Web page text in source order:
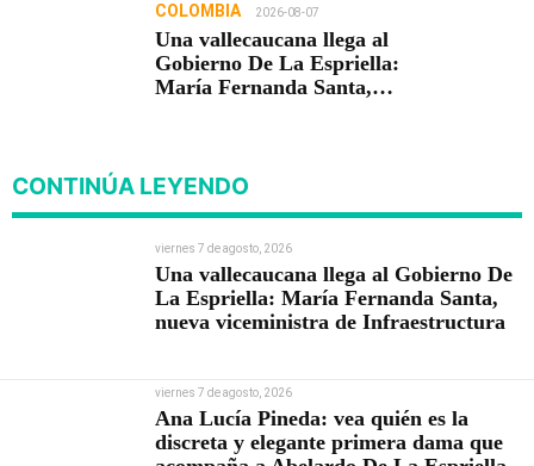
COLOMBIA 2026-08-07
Una vallecaucana llega al
Gobierno De La Espriella:
María Fernanda Santa,
CONTINÚA LEYENDO
viernes 7 de agosto, 2026
Una vallecaucana llega al Gobierno De
La Espriella: María Fernanda Santa,
nueva viceministra de Infraestructura
viernes 7 de agosto, 2026
Ana Lucía Pineda: vea quién es la
discreta y elegante primera dama que